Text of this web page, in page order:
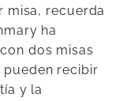
misa, recuerda
ha
dos misas
pueden recibir
y la